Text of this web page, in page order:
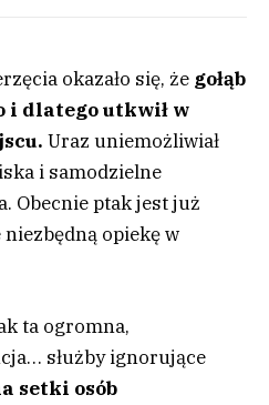
okazało się, że gołąb
i dlatego utkwił w
Uraz uniemożliwiał
i samodzielne
Obecnie ptak jest już
opiekę w
ta ogromna,
służby ignorujące
setki osób